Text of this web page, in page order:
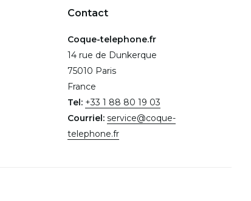
Contact
Coque-telephone.fr
14 rue de Dunkerque
75010 Paris
France
Tel: +33 1 88 80 19 03
Courriel: service@coque-
telephone.fr